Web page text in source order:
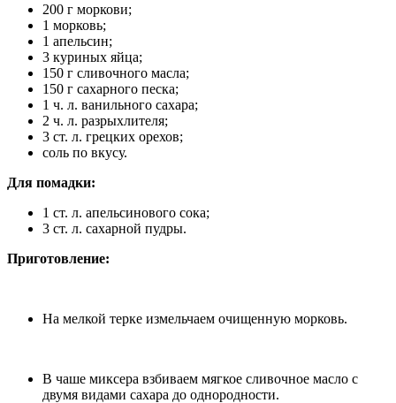
200 г моркови;
1 морковь;
1 апельсин;
3 куриных яйца;
150 г сливочного масла;
150 г сахарного песка;
1 ч. л. ванильного сахара;
2 ч. л. разрыхлителя;
3 ст. л. грецких орехов;
соль по вкусу.
Для помадки:
1 ст. л. апельсинового сока;
3 ст. л. сахарной пудры.
Приготовление:
На мелкой терке измельчаем очищенную морковь.
В чаше миксера взбиваем мягкое сливочное масло с
двумя видами сахара до однородности.